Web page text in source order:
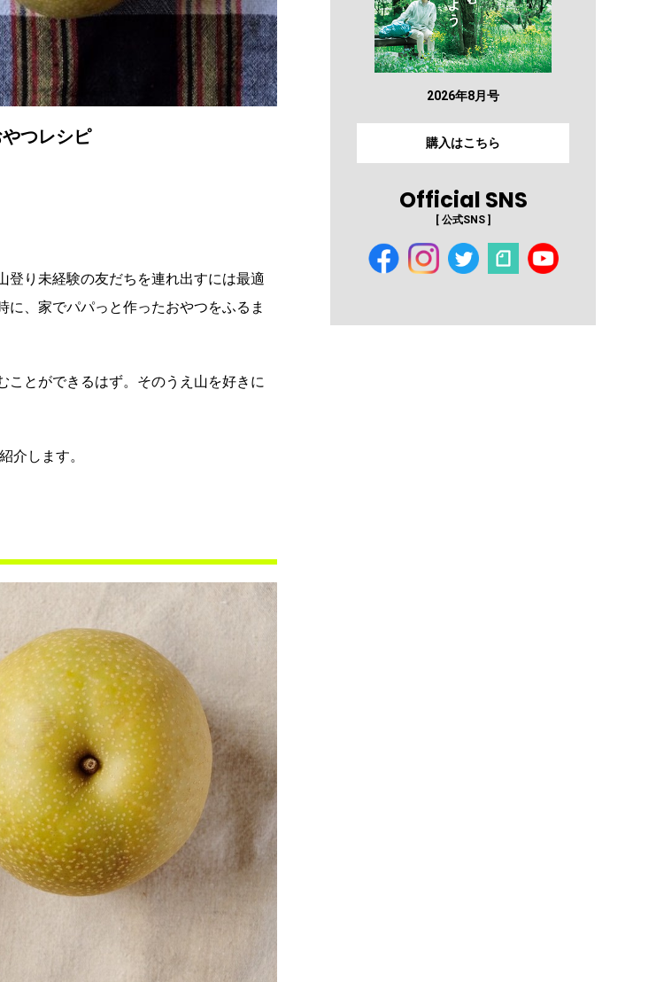
つレシピ
登り未経験の友だちを連れ出すには最適
、家でパパっと作ったおやつをふるま
ことができるはず。そのうえ山を好きに
介します。
2026年8月号
購入はこちら
Official SNS
[ 公式SNS ]